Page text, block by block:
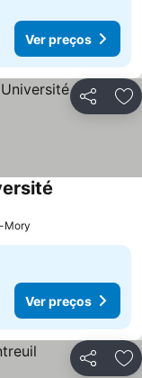
Ver preços
Partilhar
Mory
Ver preços
Partilhar